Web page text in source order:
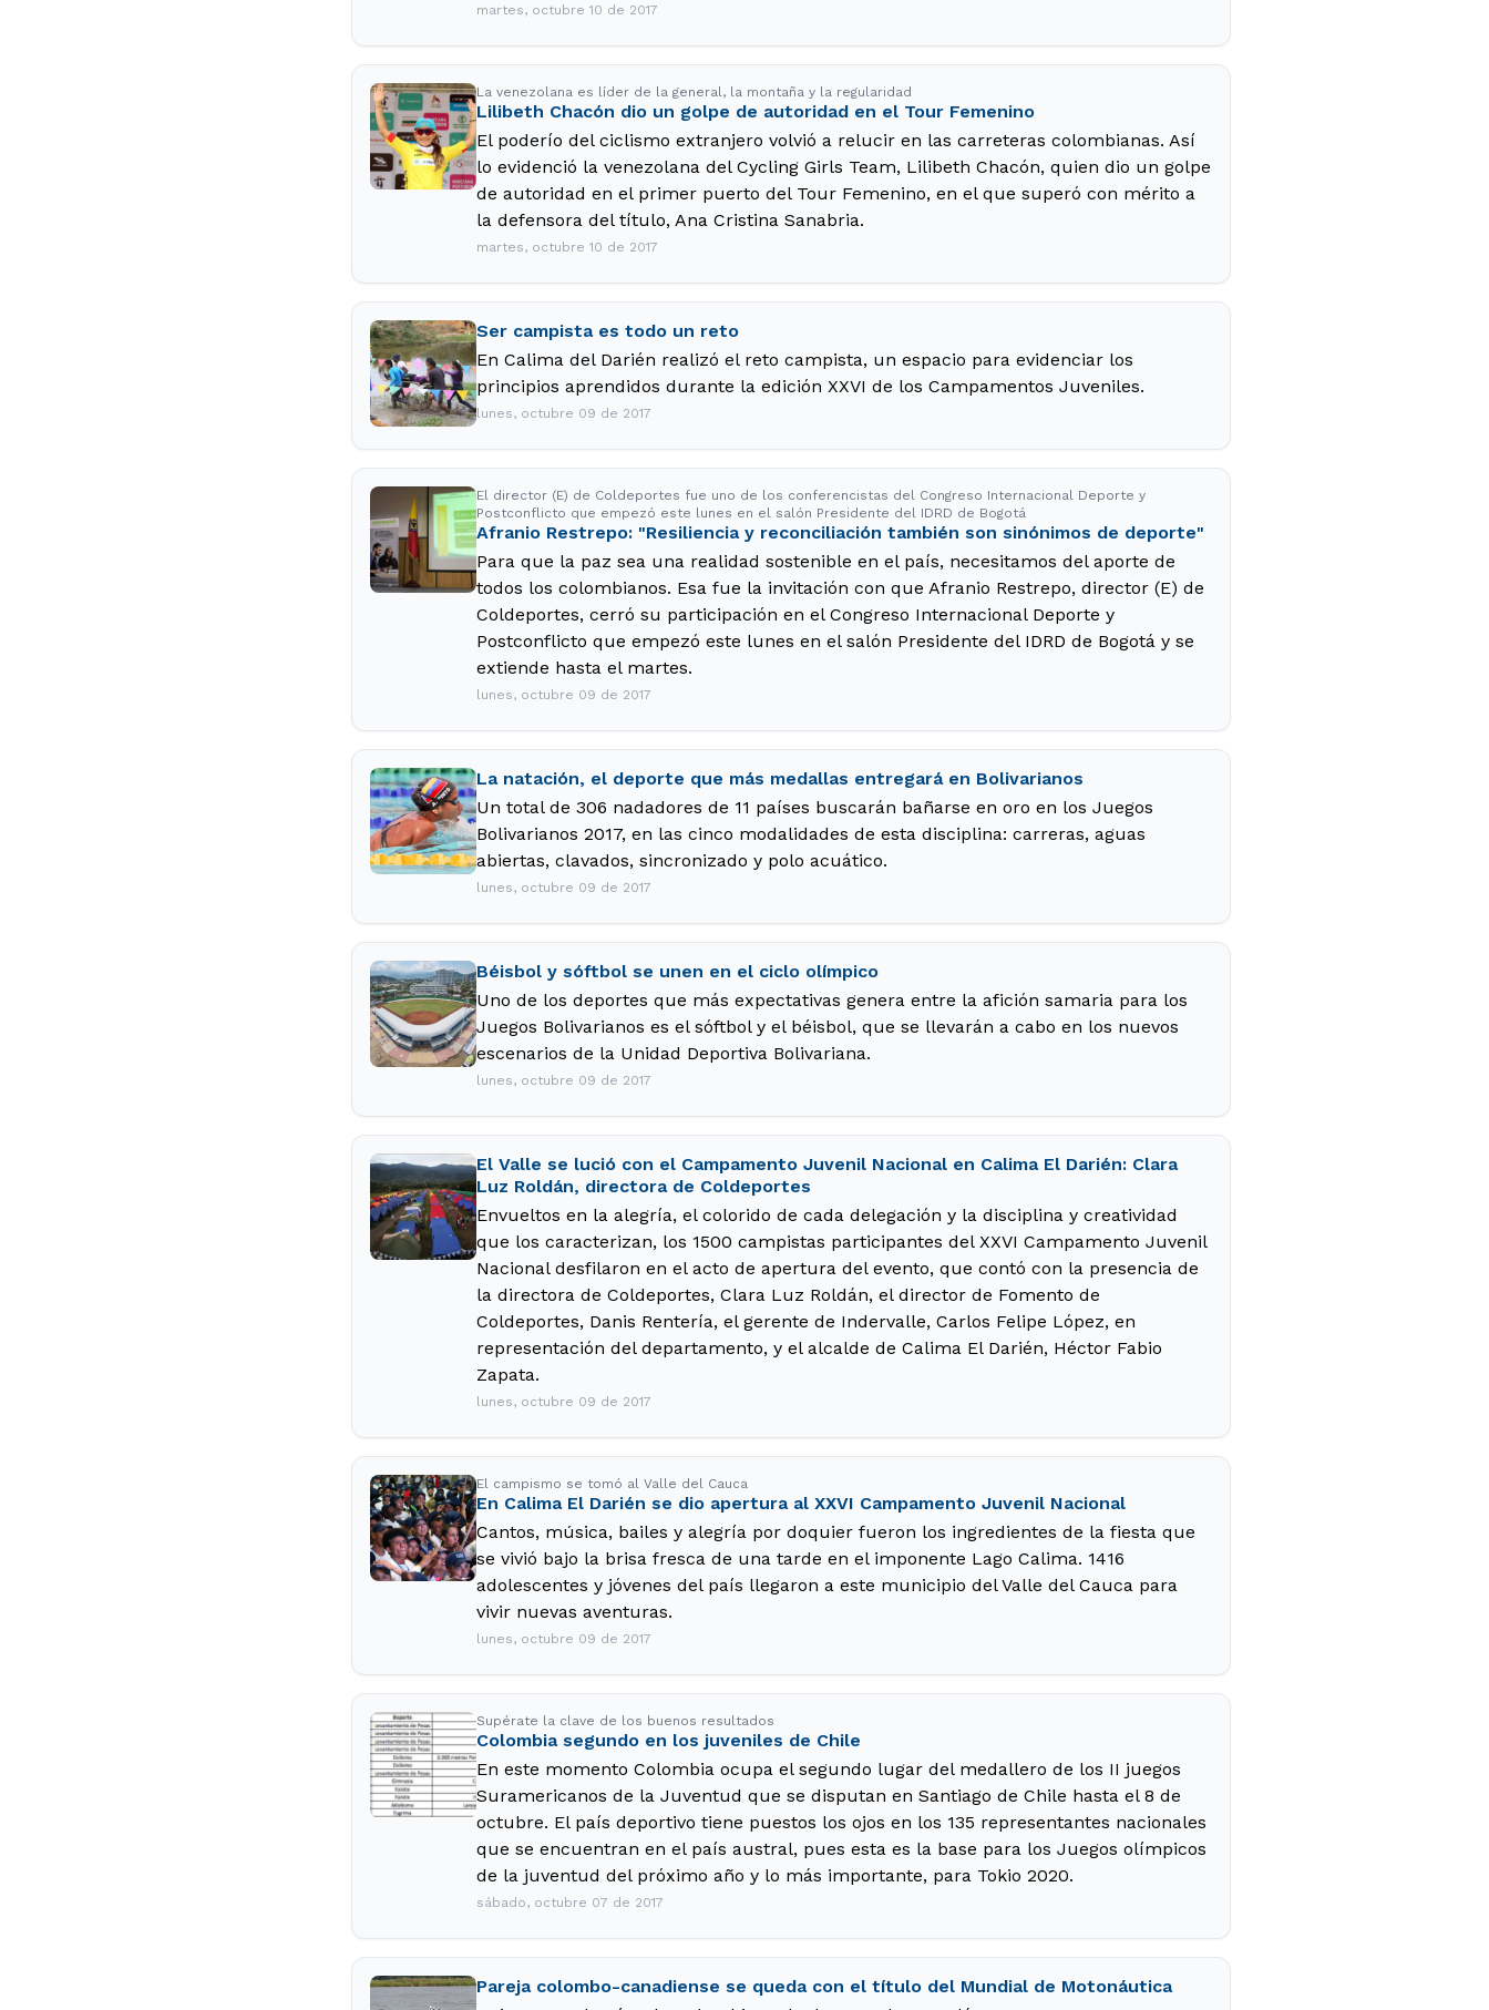
martes, octubre 10 de 2017
La venezolana es líder de la general, la montaña y la regularidad
Lilibeth Chacón dio un golpe de autoridad en el Tour Femenino
El poderío del ciclismo extranjero volvió a relucir en las carreteras colombianas. Así
lo evidenció la venezolana del Cycling Girls Team, Lilibeth Chacón, quien dio un golpe
de autoridad en el primer puerto del Tour Femenino, en el que superó con mérito a
la defensora del título, Ana Cristina Sanabria.
martes, octubre 10 de 2017
Ser campista es todo un reto
En Calima del Darién realizó el reto campista, un espacio para evidenciar los
principios aprendidos durante la edición XXVI de los Campamentos Juveniles.
lunes, octubre 09 de 2017
El director (E) de Coldeportes fue uno de los conferencistas del Congreso Internacional Deporte y
Postconflicto que empezó este lunes en el salón Presidente del IDRD de Bogotá
Afranio Restrepo: "Resiliencia y reconciliación también son sinónimos de deporte"
Para que la paz sea una realidad sostenible en el país, necesitamos del aporte de
todos los colombianos. Esa fue la invitación con que Afranio Restrepo, director (E) de
Coldeportes, cerró su participación en el Congreso Internacional Deporte y
Postconflicto que empezó este lunes en el salón Presidente del IDRD de Bogotá y se
extiende hasta el martes.
lunes, octubre 09 de 2017
La natación, el deporte que más medallas entregará en Bolivarianos
Un total de 306 nadadores de 11 países buscarán bañarse en oro en los Juegos
Bolivarianos 2017, en las cinco modalidades de esta disciplina: carreras, aguas
abiertas, clavados, sincronizado y polo acuático.
lunes, octubre 09 de 2017
Béisbol y sóftbol se unen en el ciclo olímpico
Uno de los deportes que más expectativas genera entre la afición samaria para los
Juegos Bolivarianos es el sóftbol y el béisbol, que se llevarán a cabo en los nuevos
escenarios de la Unidad Deportiva Bolivariana.
lunes, octubre 09 de 2017
El Valle se lució con el Campamento Juvenil Nacional en Calima El Darién: Clara
Luz Roldán, directora de Coldeportes
Envueltos en la alegría, el colorido de cada delegación y la disciplina y creatividad
que los caracterizan, los 1500 campistas participantes del XXVI Campamento Juvenil
Nacional desfilaron en el acto de apertura del evento, que contó con la presencia de
la directora de Coldeportes, Clara Luz Roldán, el director de Fomento de
Coldeportes, Danis Rentería, el gerente de Indervalle, Carlos Felipe López, en
representación del departamento, y el alcalde de Calima El Darién, Héctor Fabio
Zapata.
lunes, octubre 09 de 2017
El campismo se tomó al Valle del Cauca
En Calima El Darién se dio apertura al XXVI Campamento Juvenil Nacional
Cantos, música, bailes y alegría por doquier fueron los ingredientes de la fiesta que
se vivió bajo la brisa fresca de una tarde en el imponente Lago Calima. 1416
adolescentes y jóvenes del país llegaron a este municipio del Valle del Cauca para
vivir nuevas aventuras.
lunes, octubre 09 de 2017
Supérate la clave de los buenos resultados
Colombia segundo en los juveniles de Chile
En este momento Colombia ocupa el segundo lugar del medallero de los II juegos
Suramericanos de la Juventud que se disputan en Santiago de Chile hasta el 8 de
octubre. El país deportivo tiene puestos los ojos en los 135 representantes nacionales
que se encuentran en el país austral, pues esta es la base para los Juegos olímpicos
de la juventud del próximo año y lo más importante, para Tokio 2020.
sábado, octubre 07 de 2017
Pareja colombo-canadiense se queda con el título del Mundial de Motonáutica